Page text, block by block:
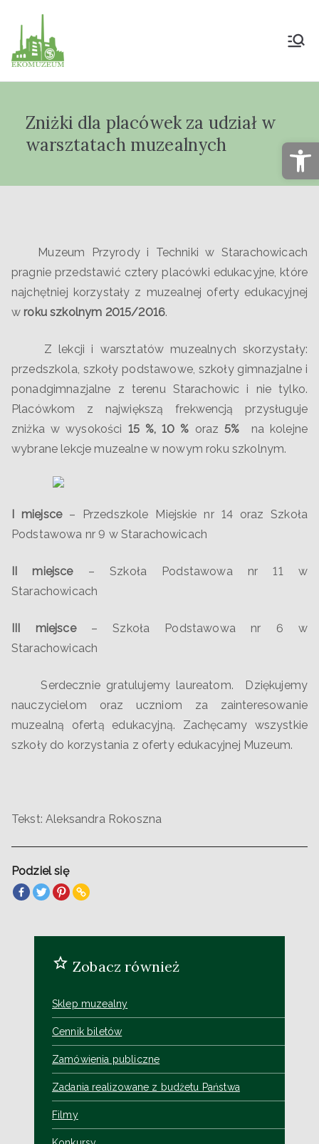
Muzeum Przyrody
"Ekomuzeum" im.
Zniżki dla placówek za udział w
warsztatach muzealnych
Muzeum Przyrody i Techniki w Starachowicach
pragnie przedstawić cztery placówki edukacyjne, które
najchętniej korzystały z muzealnej oferty edukacyjnej
w roku szkolnym 2015/2016.
Z lekcji i warsztatów muzealnych skorzystały:
przedszkola, szkoły podstawowe, szkoły gimnazjalne i
ponadgimnazjalne z terenu Starachowic i nie tylko.
Placówkom z największą frekwencją przysługuje
zniżka w wysokości 15 %, 10 % oraz 5% na kolejne
wybrane lekcje muzealne w nowym roku szkolnym.
I miejsce– Przedszkole Miejskie nr 14 oraz Szkoła
Podstawowa nr 9 w Starachowicach
II miejsce– Szkoła Podstawowa nr 11 w
Starachowicach
III miejsce– Szkoła Podstawowa nr 6 w
Starachowicach
Serdecznie gratulujemy laureatom. Dziękujemy
nauczycielom oraz uczniom za zainteresowanie
muzealną ofertą edukacyjną. Zachęcamy wszystkie
szkoły do korzystania z oferty edukacyjnej Muzeum.
Tekst: Aleksandra Rokoszna
Podziel się
Zobacz również
Sklep muzealny
Cennik biletów
Zamówienia publiczne
Zadania realizowane z budżetu Państwa
Filmy